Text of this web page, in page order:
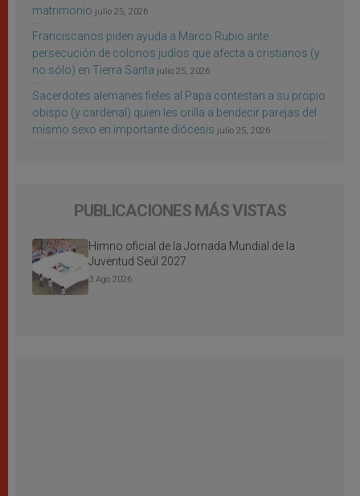
matrimonio julio 25, 2026
Franciscanos piden ayuda a Marco Rubio ante
persecución de colonos judíos que afecta a cristianos (y
no sólo) en Tierra Santa julio 25, 2026
Sacerdotes alemanes fieles al Papa contestan a su propio
obispo (y cardenal) quien les orilla a bendecir parejas del
mismo sexo en importante diócesis julio 25, 2026
PUBLICACIONES MÁS VISTAS
Himno oficial de la Jornada Mundial de la
Juventud Seúl 2027
3 Ago 2026